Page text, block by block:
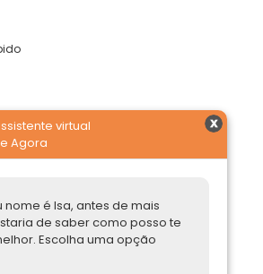
virtual
Agora
nome é Isa, antes de mais
de saber como posso te
Escolha uma opção
Imóvel